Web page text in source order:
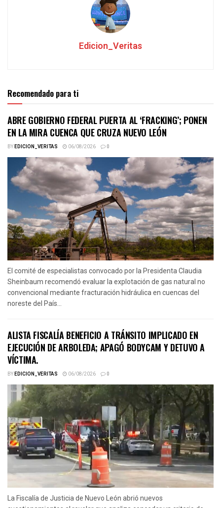
Edicion_Veritas
Recomendado para ti
ABRE GOBIERNO FEDERAL PUERTA AL ‘FRACKING’; PONEN
EN LA MIRA CUENCA QUE CRUZA NUEVO LEÓN
BYEDICION_VERITAS 06/08/2026 0
El comité de especialistas convocado por la Presidenta Claudia
Sheinbaum recomendó evaluar la explotación de gas natural no
convencional mediante fracturación hidráulica en cuencas del
noreste del País...
ALISTA FISCALÍA BENEFICIO A TRÁNSITO IMPLICADO EN
EJECUCIÓN DE ARBOLEDA; APAGÓ BODYCAM Y DETUVO A
VÍCTIMA.
BYEDICION_VERITAS 06/08/2026 0
La Fiscalía de Justicia de Nuevo León abrió nuevos